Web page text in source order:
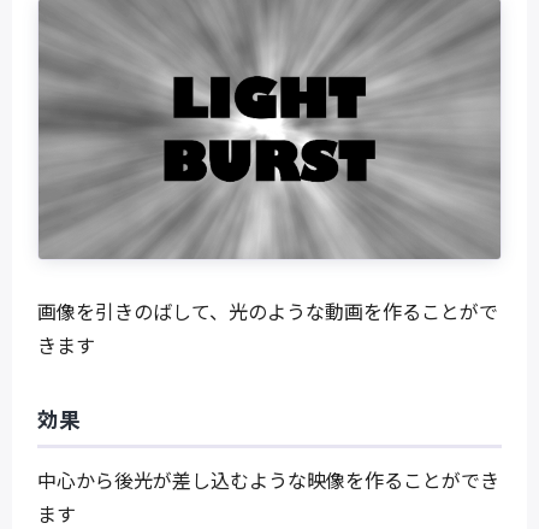
画像を引きのばして、光のような動画を作ることがで
きます
効果
中心から後光が差し込むような映像を作ることができ
ます